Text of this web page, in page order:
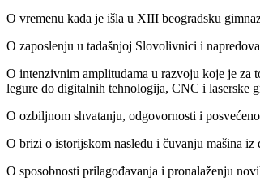
O vremenu kada je išla u XIII beogradsku
O zaposlenju u tadašnjoj Slovolivnici i
O intenzivnim amplitudama u razvoju koje je za
legure do digitalnih tehnologija, CNC i laserske
O ozbiljnom shvatanju, odgovornosti i
O brizi o istorijskom nasleđu i čuvanju mašina iz
O sposobnosti prilagođavanja i pronalaženju